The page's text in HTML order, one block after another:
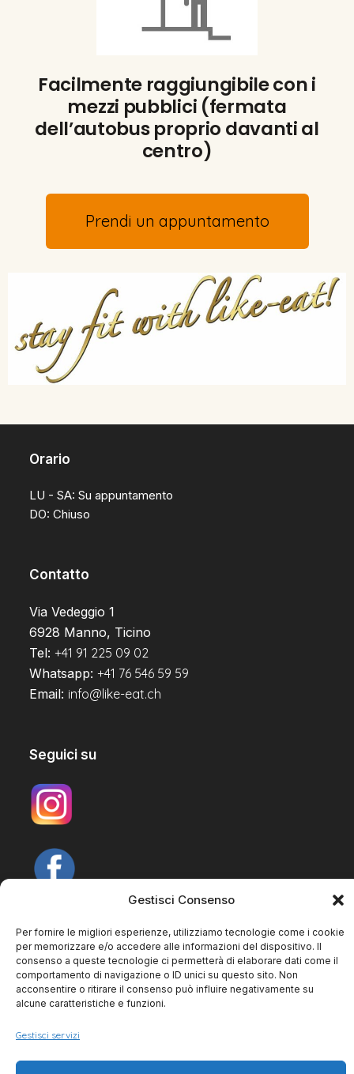
Gestisci Consenso
Per fornire le migliori esperienze, utilizziamo tecnologie come i cookie
per memorizzare e/o accedere alle informazioni del dispositivo. Il
consenso a queste tecnologie ci permetterà di elaborare dati come il
comportamento di navigazione o ID unici su questo sito. Non
acconsentire o ritirare il consenso può influire negativamente su
alcune caratteristiche e funzioni.
Gestisci servizi
Facilmente raggiungibile con i
mezzi pubblici (fermata
dell’autobus proprio davanti al
centro)
Prendi un appuntamento
Orario
LU - SA: Su appuntamento
DO: Chiuso
Contatto
Via Vedeggio 1
6928 Manno, Ticino
Tel:+41 91 225 09 02
Whatsapp:+41 76 546 59 59
Email: info@like-eat.ch
Seguici su
Copyright 2025 - Powered by Like-Eat